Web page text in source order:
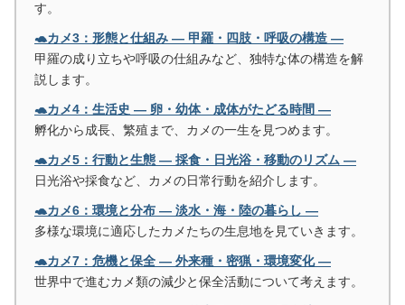
す。
🐢カメ3：形態と仕組み ― 甲羅・四肢・呼吸の構造 ―
甲羅の成り立ちや呼吸の仕組みなど、独特な体の構造を解
説します。
🐢カメ4：生活史 ― 卵・幼体・成体がたどる時間 ―
孵化から成長、繁殖まで、カメの一生を見つめます。
🐢カメ5：行動と生態 ― 採食・日光浴・移動のリズム ―
日光浴や採食など、カメの日常行動を紹介します。
🐢カメ6：環境と分布 ― 淡水・海・陸の暮らし ―
多様な環境に適応したカメたちの生息地を見ていきます。
🐢カメ7：危機と保全 ― 外来種・密猟・環境変化 ―
世界中で進むカメ類の減少と保全活動について考えます。